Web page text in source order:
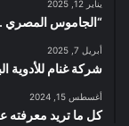
يناير 12, 2025
“الجاموس المصري
أبريل 7, 2025
شركة غنام للأدوية
أغسطس 15, 2024
كل ما تريد معرفته